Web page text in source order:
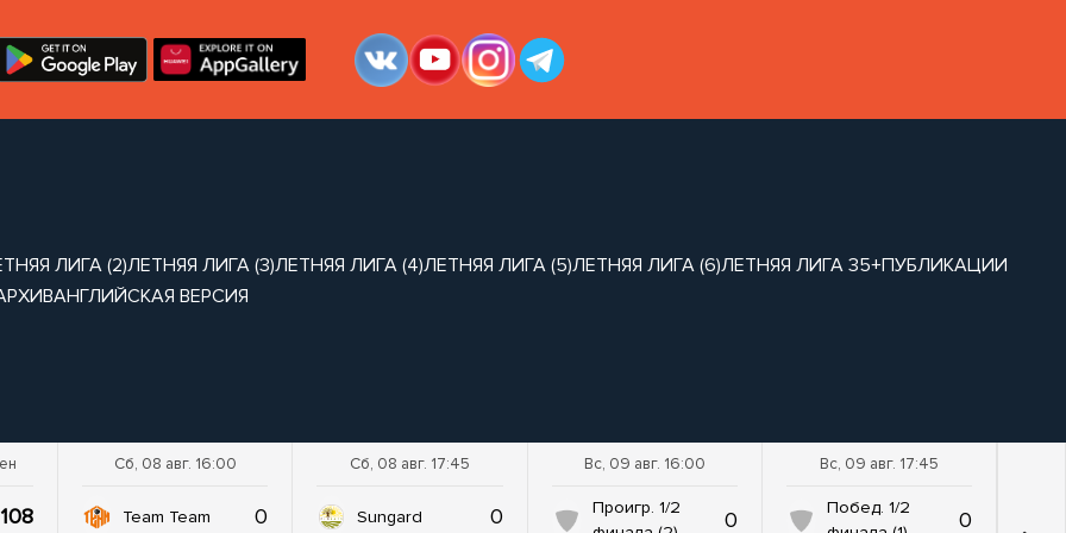
ЛИГА (2)ЛЕТНЯЯ ЛИГА (3)ЛЕТНЯЯ ЛИГА (4)ЛЕТНЯЯ ЛИГА (5)ЛЕТНЯЯ ЛИГА (6)ЛЕТНЯЯ ЛИГА 35+ПУБЛИКАЦИИ
АНГЛИЙСКАЯ ВЕРСИЯ
108
Сб, 08 авг. 16:00
Team Team 0
Сб, 08 авг. 17:45
Sungard 0
Вс, 09 авг. 16:00
Проигр. 1/2
0
Вс, 09 авг. 17:45
Побед. 1/2
0